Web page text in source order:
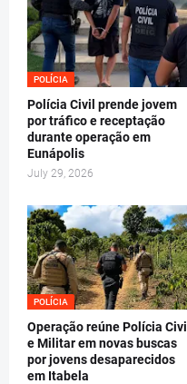
POLÍCIA
Polícia Civil prende jovem
por tráfico e receptação
durante operação em
Eunápolis
July 29, 2026
POLÍCIA
Operação reúne Polícia Civil
e Militar em novas buscas
por jovens desaparecidos
em Itabela